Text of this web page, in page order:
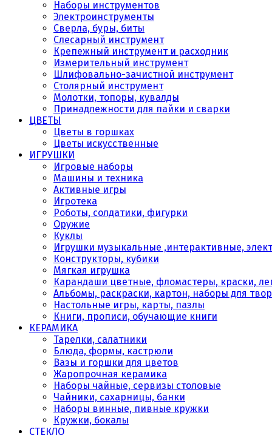
Наборы инструментов
Электроинструменты
Сверла, буры, биты
Слесарный инструмент
Крепежный инструмент и расходник
Измерительный инструмент
Шлифовально-зачистной инструмент
Столярный инструмент
Молотки, топоры, кувалды
Принадлежности для пайки и сварки
ЦВЕТЫ
Цветы в горшках
Цветы искусственные
ИГРУШКИ
Игровые наборы
Машины и техника
Активные игры
Игротека
Роботы, солдатики, фигурки
Оружие
Куклы
Игрушки музыкальные ,интерактивные,
Конструкторы, кубики
Мягкая игрушка
Карандаши цветные, фломастеры, краски,
Альбомы, раскраски, картон, наборы для
Настольные игры, карты, пазлы
Книги, прописи, обучающие книги
КЕРАМИКА
Тарелки, салатники
Блюда, формы, кастрюли
Вазы и горшки для цветов
Жаропрочная керамика
Наборы чайные, сервизы столовые
Чайники, сахарницы, банки
Наборы винные, пивные кружки
Кружки, бокалы
СТЕКЛО